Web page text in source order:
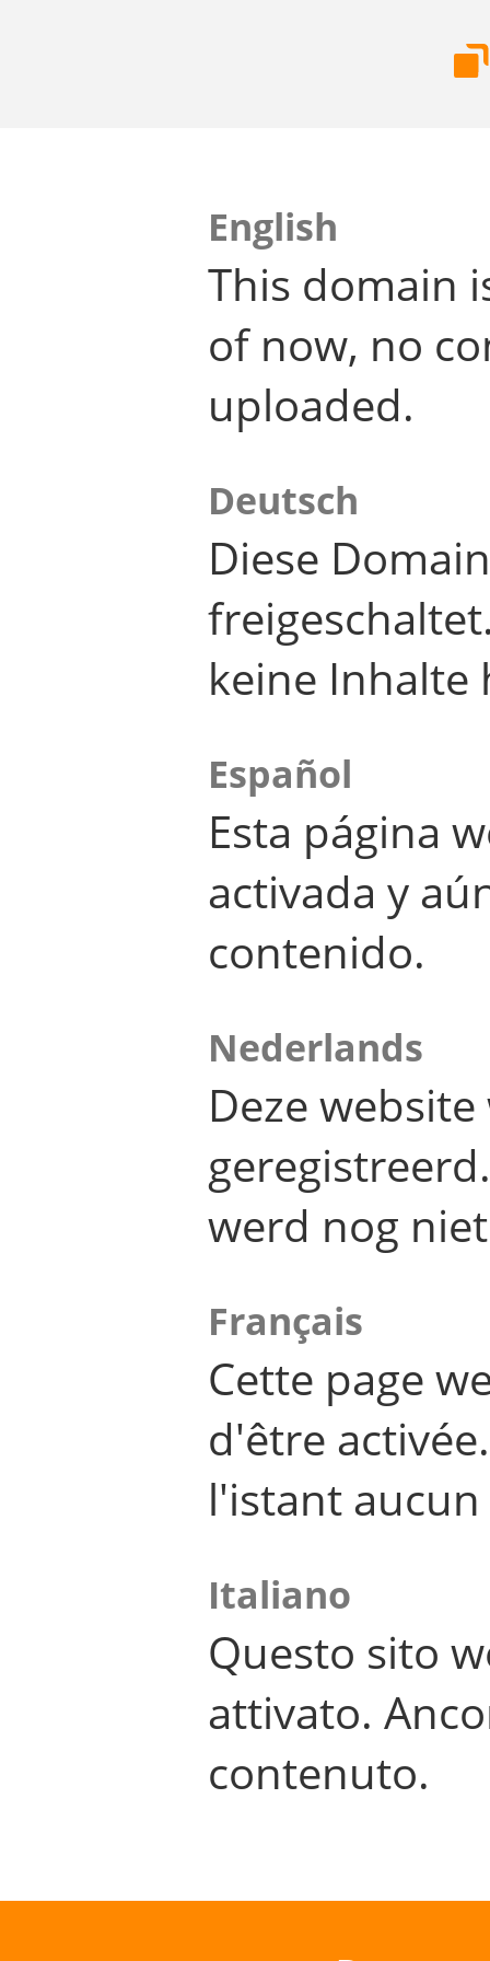
English
This domain
of now, no
uploaded.
Deutsch
Diese
keine Inhalte
Español
Esta página
activada y
contenido.
Nederlands
Deze
werd nog
Français
Cette page
d'être
l'istant
Italiano
Questo sito
attivato.
contenuto.